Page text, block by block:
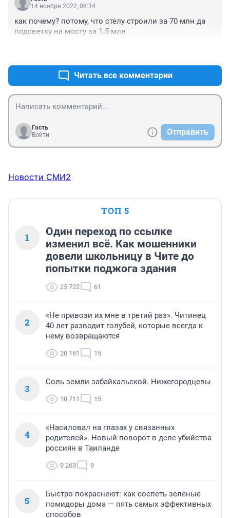
14 ноября 2022, 08:34
как почему? потому, что стелу строили за 70 млн да
подсветку на мосту за 1.5 млн
Читать все комментарии
Гость
Войти
Отправить
Новости СМИ2
ТОП 5
1
Один переход по ссылке
изменил всё. Как мошенники
довели школьницу в Чите до
попытки поджога здания
25 722 61
2
«Не привози их мне в третий раз». Читинец
40 лет разводит голубей, которые всегда к
нему возвращаются
20 161 15
3
Соль земли забайкальской. Нижегородцевы
18 711 15
4
«Насиловал на глазах у связанных
родителей». Новый поворот в деле убийства
россиян в Таиланде
9 263 9
5
Быстро покраснеют: как соспеть зеленые
помидоры дома — пять самых эффективных
способов